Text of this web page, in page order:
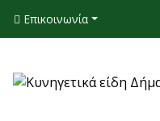
Επικοινωνία